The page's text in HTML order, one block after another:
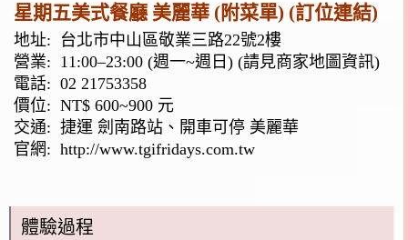
星期五美式餐廳 美麗華 (附菜單) (訂位連結)
地址:
台北市中山區敬業三路22號2樓
營業: 11:00–23:00 (週一~週日) (請見商家地圖資訊)
電話: 02 21753358
價位: NT$ 600~900 元
交通: 捷運 劍南路站、開車可停 美麗華
官網: http://www.tgifridays.com.tw
體驗過程